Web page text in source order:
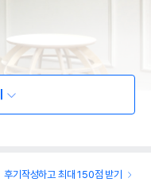
후기작성하고 최대 150점 받기